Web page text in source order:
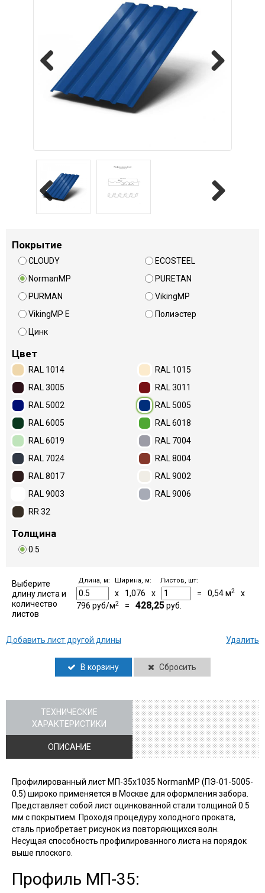
Previous
Previous
Покрытие
CLOUDY
ECOSTEEL
NormanMP
PURETAN
PURMAN
VikingMP
VikingMP E
Полиэстер
Цинк
Цвет
RAL 1014
RAL 1015
RAL 3005
RAL 3011
RAL 5002
RAL 5005
RAL 6005
RAL 6018
RAL 6019
RAL 7004
RAL 7024
RAL 8004
RAL 8017
RAL 9002
RAL 9003
RAL 9006
RR 32
Толщина
0.5
Выберите
длину листа и
количество
листов
Длина, м:
x 1,076
Ширина, м:
x
Листов, шт:
= 0,54м2
x
796 руб/м2 = 428,25руб.
Добавить лист другой длины Удалить
В корзину Сбросить
ТЕХНИЧЕСКИЕ
ХАРАКТЕРИСТИКИ
ОПИСАНИЕ
Профилированный лист МП-35х1035 NormanMP (ПЭ-01-5005-
0.5) широко применяется в Москве для оформления забора.
Представляет собой лист оцинкованной стали толщиной 0.5
мм с покрытием. Проходя процедуру холодного проката,
сталь приобретает рисунок из повторяющихся волн.
Несущая способность профилированного листа на порядок
выше плоского.
Профиль МП-35: